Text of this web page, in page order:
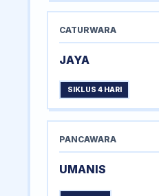
CATURWARA
JAYA
SIKLUS 4 HARI
PANCAWARA
UMANIS